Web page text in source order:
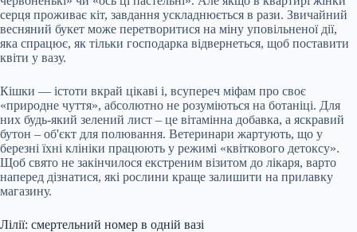
серця проживає кіт, завдання ускладнюється в рази. Звичайний
весняний букет може перетворитися на міну уповільненої дії,
яка спрацює, як тільки господарка відвернеться, щоб поставити
квіти у вазу.
Кішки — істоти вкрай цікаві і, всупереч міфам про своє
«природне чуття», абсолютно не розуміються на ботаніці. Для
них будь-який зелений лист – це вітамінна добавка, а яскравий
бутон – об'єкт для полювання. Ветеринари жартують, що у
березні їхні клініки працюють у режимі «квіткового детоксу».
Щоб свято не закінчилося екстреним візитом до лікаря, варто
наперед дізнатися, які рослини краще залишити на прилавку
магазину.
Лілії: смертельний номер в одній вазі